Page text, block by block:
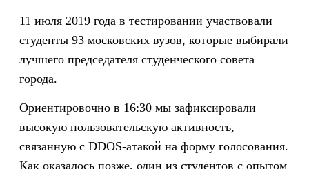
11 июля 2019 года в тестировании участвовали
студенты 93 московских вузов, которые выбирали
лучшего председателя студенческого совета
города.
Ориентировочно в 16:30 мы зафиксировали
высокую пользовательскую активность,
связанную с DDOS-атакой на форму голосования.
Как оказалось позже, один из студентов с опытом